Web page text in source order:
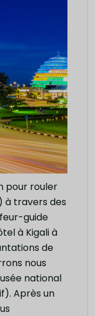
pour rouler
à travers des
guide
à Kigali à
de
nous
national
Après un